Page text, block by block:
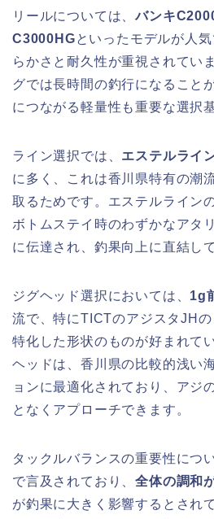
リールについては、バンキ
C3000HGといったモデルが人
らかさと耐久性が重視されてい
グでは長時間の釣行になること
につながる軽量性も重要な選択
ライン選択では、 エステルライ
に多く、これは香川県特有の潮
取るためです。エステルライン
ボトムステイ時のわずかなアタ
に伝達され、釣果向上に直結し
ジグヘッド選択においては、 1g
流で、特にTICTのアジスタJH
特化した形状のものが好まれて
ヘッドは、香川県の比較的浅い
ョンに最適化されており、アジ
となくアプローチできます。
タックルバランスの重要性につ
で言及されており、全体の調和
が釣果に大きく影響するとされ